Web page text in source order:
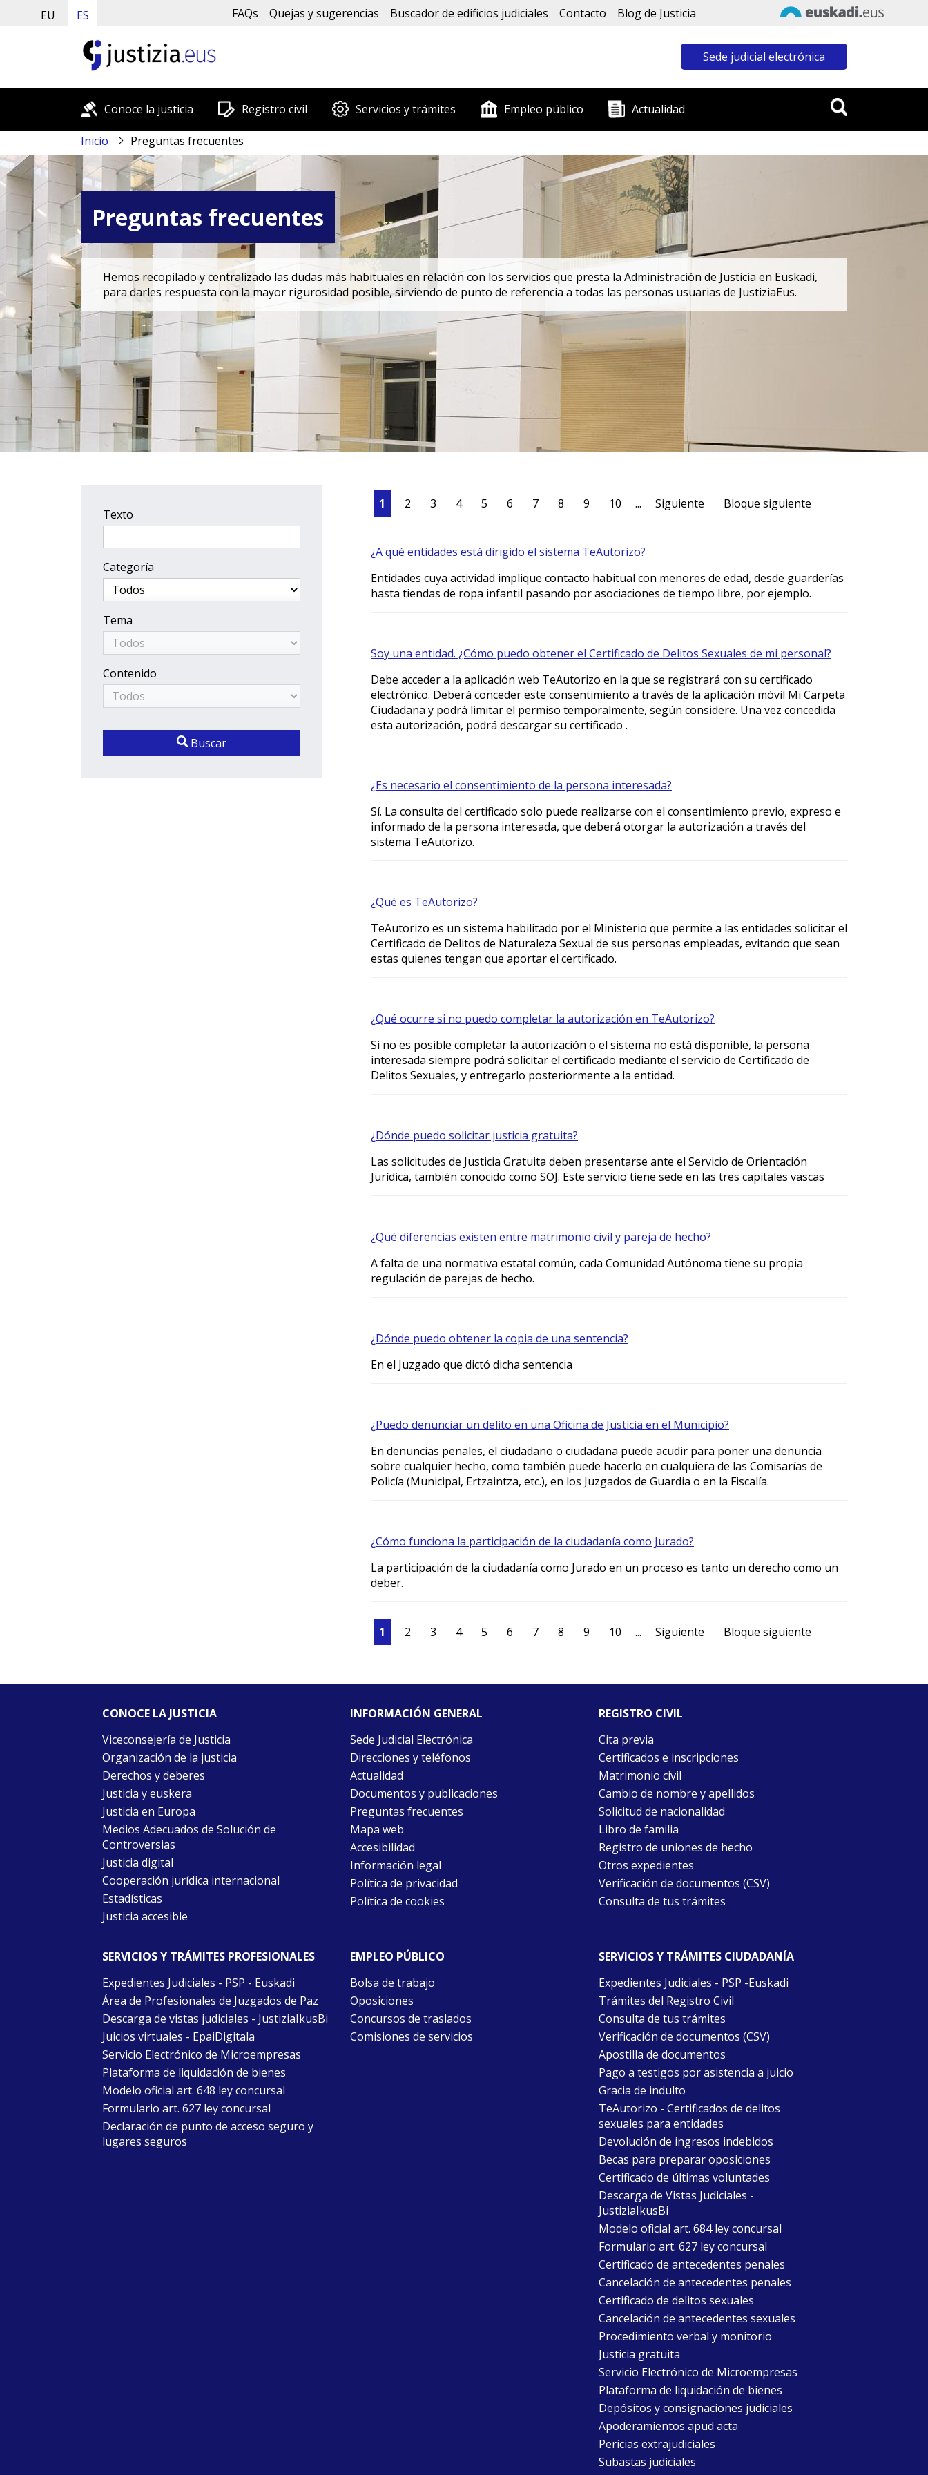
EU ES FAQs Quejas y sugerencias Buscador de edificios judiciales Contacto Blog de Justicia
Sede judicial electrónica
Conoce la justicia Registro civil Servicios y trámites Empleo público Actualidad
Inicio Preguntas frecuentes
Preguntas frecuentes
Hemos recopilado y centralizado las dudas más habituales en relación con los servicios que presta la Administración de Justicia en Euskadi,
para darles respuesta con la mayor rigurosidad posible, sirviendo de punto de referencia a todas las personas usuarias de JustiziaEus.
Texto
Categoría
Tema
Contenido
Buscar
1 2 3 4 5 6 7 8 9 10 ... Siguiente Bloque siguiente
¿A qué entidades está dirigido el sistema TeAutorizo?
Entidades cuya actividad implique contacto habitual con menores de edad, desde guarderías
hasta tiendas de ropa infantil pasando por asociaciones de tiempo libre, por ejemplo.
Soy una entidad. ¿Cómo puedo obtener el Certificado de Delitos Sexuales de mi personal?
Debe acceder a la aplicación web TeAutorizo en la que se registrará con su certificado
electrónico. Deberá conceder este consentimiento a través de la aplicación móvil Mi Carpeta
Ciudadana y podrá limitar el permiso temporalmente, según considere. Una vez concedida
esta autorización, podrá descargar su certificado .
¿Es necesario el consentimiento de la persona interesada?
Sí. La consulta del certificado solo puede realizarse con el consentimiento previo, expreso e
informado de la persona interesada, que deberá otorgar la autorización a través del
sistema TeAutorizo.
¿Qué es TeAutorizo?
TeAutorizo es un sistema habilitado por el Ministerio que permite a las entidades solicitar el
Certificado de Delitos de Naturaleza Sexual de sus personas empleadas, evitando que sean
estas quienes tengan que aportar el certificado.
¿Qué ocurre si no puedo completar la autorización en TeAutorizo?
Si no es posible completar la autorización o el sistema no está disponible, la persona
interesada siempre podrá solicitar el certificado mediante el servicio de Certificado de
Delitos Sexuales, y entregarlo posteriormente a la entidad.
¿Dónde puedo solicitar justicia gratuita?
Las solicitudes de Justicia Gratuita deben presentarse ante el Servicio de Orientación
Jurídica, también conocido como SOJ. Este servicio tiene sede en las tres capitales vascas
¿Qué diferencias existen entre matrimonio civil y pareja de hecho?
A falta de una normativa estatal común, cada Comunidad Autónoma tiene su propia
regulación de parejas de hecho.
¿Dónde puedo obtener la copia de una sentencia?
En el Juzgado que dictó dicha sentencia
¿Puedo denunciar un delito en una Oficina de Justicia en el Municipio?
En denuncias penales, el ciudadano o ciudadana puede acudir para poner una denuncia
sobre cualquier hecho, como también puede hacerlo en cualquiera de las Comisarías de
Policía (Municipal, Ertzaintza, etc.), en los Juzgados de Guardia o en la Fiscalía.
¿Cómo funciona la participación de la ciudadanía como Jurado?
La participación de la ciudadanía como Jurado en un proceso es tanto un derecho como un
deber.
1 2 3 4 5 6 7 8 9 10 ... Siguiente Bloque siguiente
CONOCE LA JUSTICIA
Viceconsejería de Justicia
Organización de la justicia
Derechos y deberes
Justicia y euskera
Justicia en Europa
Medios Adecuados de Solución de
Controversias
Justicia digital
Cooperación jurídica internacional
Estadísticas
Justicia accesible
INFORMACIÓN GENERAL
Sede Judicial Electrónica
Direcciones y teléfonos
Actualidad
Documentos y publicaciones
Preguntas frecuentes
Mapa web
Accesibilidad
Información legal
Política de privacidad
Política de cookies
REGISTRO CIVIL
Cita previa
Certificados e inscripciones
Matrimonio civil
Cambio de nombre y apellidos
Solicitud de nacionalidad
Libro de familia
Registro de uniones de hecho
Otros expedientes
Verificación de documentos (CSV)
Consulta de tus trámites
SERVICIOS Y TRÁMITES PROFESIONALES
Expedientes Judiciales - PSP - Euskadi
Área de Profesionales de Juzgados de Paz
Descarga de vistas judiciales - JustiziaIkusBi
Juicios virtuales - EpaiDigitala
Servicio Electrónico de Microempresas
Plataforma de liquidación de bienes
Modelo oficial art. 648 ley concursal
Formulario art. 627 ley concursal
Declaración de punto de acceso seguro y
lugares seguros
EMPLEO PÚBLICO
Bolsa de trabajo
Oposiciones
Concursos de traslados
Comisiones de servicios
SERVICIOS Y TRÁMITES CIUDADANÍA
Expedientes Judiciales - PSP -Euskadi
Trámites del Registro Civil
Consulta de tus trámites
Verificación de documentos (CSV)
Apostilla de documentos
Pago a testigos por asistencia a juicio
Gracia de indulto
TeAutorizo - Certificados de delitos
sexuales para entidades
Devolución de ingresos indebidos
Becas para preparar oposiciones
Certificado de últimas voluntades
Descarga de Vistas Judiciales -
JustiziaIkusBi
Modelo oficial art. 684 ley concursal
Formulario art. 627 ley concursal
Certificado de antecedentes penales
Cancelación de antecedentes penales
Certificado de delitos sexuales
Cancelación de antecedentes sexuales
Procedimiento verbal y monitorio
Justicia gratuita
Servicio Electrónico de Microempresas
Plataforma de liquidación de bienes
Depósitos y consignaciones judiciales
Apoderamientos apud acta
Pericias extrajudiciales
Subastas judiciales